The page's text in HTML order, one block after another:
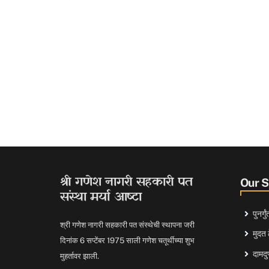
श्री गणेश नागरी सहकारी पत
संस्था मर्या आष्टा
श्री गणेश नागरी सहकारी पत संस्थेची स्थापना जरी
दिनांक 6 सप्टेंबर 1975 साली गणेश चतूर्थीच्या शुभ
मुहर्तावर झाली.
Our
मुदत